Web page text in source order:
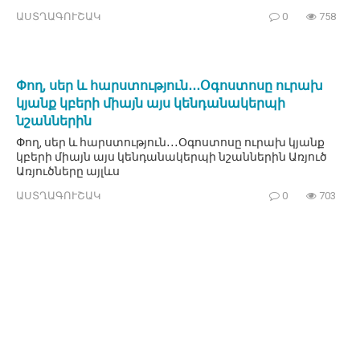
ԱՍՏՂԱԳՈՒՇԱԿ 0 758
Փող, սեր և հարստություն․․․Օգոստոսը ուրախ
կյանք կբերի միայն այս կենդանակերպի
նշաններին
Փող, սեր և հարստություն․․․Օգոստոսը ուրախ կյանք
կբերի միայն այս կենդանակերպի նշաններին Առյուծ
Առյուծները այլևս
ԱՍՏՂԱԳՈՒՇԱԿ 0 703